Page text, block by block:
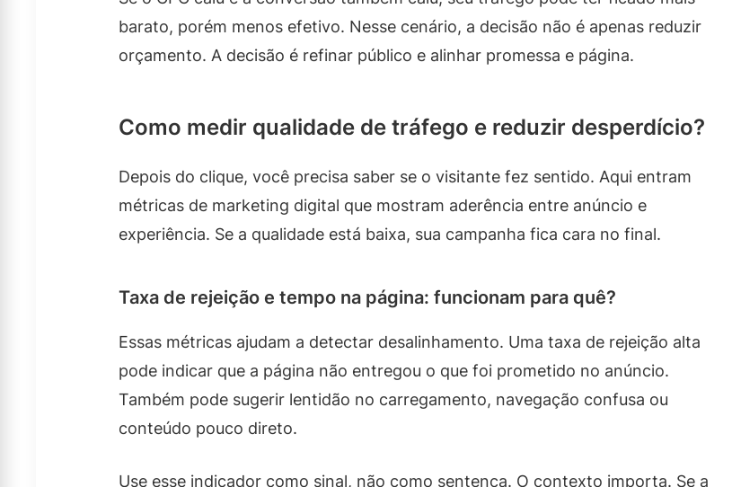
barato, porém menos efetivo. Nesse cenário, a decisão não é apenas reduzir
orçamento. A decisão é refinar público e alinhar promessa e página.
Como medir qualidade de tráfego e reduzir desperdício?
Depois do clique, você precisa saber se o visitante fez sentido. Aqui entram
métricas de marketing digital que mostram aderência entre anúncio e
experiência. Se a qualidade está baixa, sua campanha fica cara no final.
Taxa de rejeição e tempo na página: funcionam para quê?
Essas métricas ajudam a detectar desalinhamento. Uma taxa de rejeição alta
pode indicar que a página não entregou o que foi prometido no anúncio.
Também pode sugerir lentidão no carregamento, navegação confusa ou
conteúdo pouco direto.
Use esse indicador como sinal, não como sentença. O contexto importa. Se a